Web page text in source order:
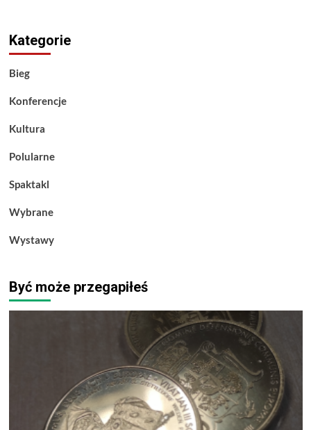
Kategorie
Bieg
Konferencje
Kultura
Polularne
Spaktakl
Wybrane
Wystawy
Być może przegapiłeś